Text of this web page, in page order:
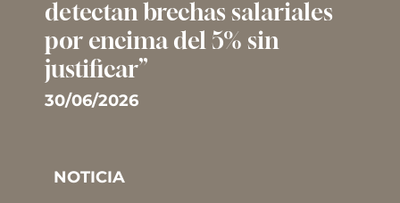
detectan brechas salariales
por encima del 5% sin
justificar”
30/06/2026
NOTICIA